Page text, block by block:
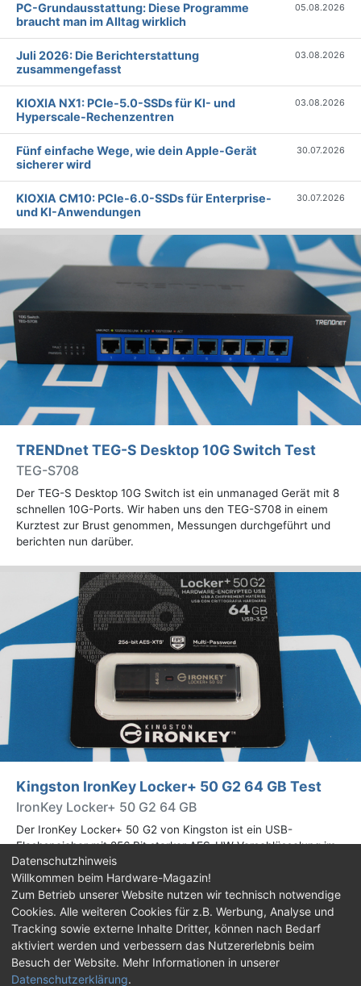
PC-Grundausstattung: Diese Programme
braucht man im Alltag wirklich
05.08.2026
Juli 2026: Die Bericht­erstattung
zusammengefasst
03.08.2026
KIOXIA NX1: PCIe-5.0-SSDs für KI- und
Hyperscale-Rechenzentren
03.08.2026
Fünf einfache Wege, wie dein Apple-Gerät
sicherer wird
30.07.2026
KIOXIA CM10: PCIe-6.0-SSDs für Enterprise-
und KI-Anwendungen
30.07.2026
TRENDnet TEG-S Desktop 10G Switch Test
TEG-S708
Der TEG-S Desktop 10G Switch ist ein unmanaged Gerät mit 8
schnellen 10G-Ports. Wir haben uns den TEG-S708 in einem
Kurztest zur Brust genommen, Messungen durchgeführt und
berichten nun darüber.
Kingston IronKey Locker+ 50 G2 64 GB Test
IronKey Locker+ 50 G2 64 GB
Der IronKey Locker+ 50 G2 von Kingston ist ein USB-
Flashspeicher mit 256 Bit starker AES-HW-Verschlüsselung im
XTS-Modus. Wir haben das 64-GB-Modell im Praxistest
genauer begutachtet.
Impressum| Kontakt |Jobs |Datenschutz |
Consent‑Einstellungen |Haftungsausschluss
Feed Facebook
Datenschutzhinweis
Willkommen beim Hardware-Magazin!
Zum Betrieb unserer Website nutzen wir technisch notwendige
Cookies. Alle weiteren Cookies für z.B. Werbung, Analyse und
Tracking sowie externe Inhalte Dritter, können nach Bedarf
aktiviert werden und verbessern das Nutzererlebnis beim
Besuch der Website. Mehr Informationen in unserer
Datenschutzerklärung.